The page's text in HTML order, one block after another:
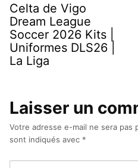
Celta de Vigo
Dream League
Soccer 2026 Kits |
Uniformes DLS26 |
La Liga
Laisser un
Votre adresse e-mail ne sera pas
sont indiqués avec *